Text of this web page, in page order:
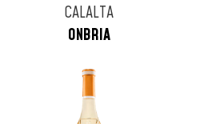
CALALTA
ONBRIA